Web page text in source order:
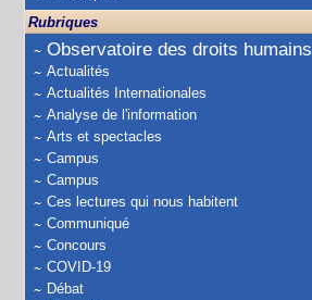
Rubriques
Observatoire des droits humains
Actualités
Actualités Internationales
Analyse de l'information
Arts et spectacles
Campus
Campus
Ces lectures qui nous habitent
Communiqué
Concours
COVID-19
Débat